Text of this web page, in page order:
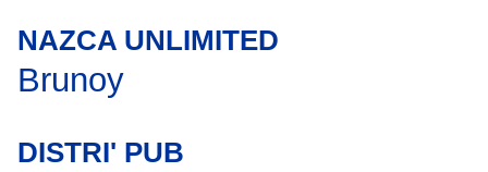
NAZCA UNLIMITED
Brunoy
DISTRI' PUB